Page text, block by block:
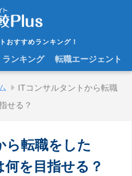
おすすめランキング！
ランキング 転職エージェント
ITコンサルタントから転職
せる？
転職をした
を目指せる？